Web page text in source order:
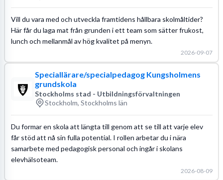
Vill du vara med och utveckla framtidens hållbara skolmåltider?
Här får du laga mat från grunden i ett team som sätter frukost,
lunch och mellanmål av hög kvalitet på menyn.
2026-09-07
Speciallärare/specialpedagog Kungsholmens
grundskola
Stockholms stad - Utbildningsförvaltningen
Stockholm, Stockholms län
Du formar en skola att längta till genom att se till att varje elev
får stöd att nå sin fulla potential. I rollen arbetar du i nära
samarbete med pedagogisk personal och ingår i skolans
elevhälsoteam.
2026-08-09